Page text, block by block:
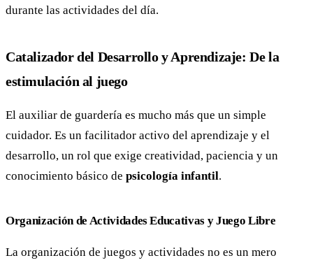
durante las actividades del día.
Catalizador del Desarrollo y Aprendizaje: De la
estimulación al juego
El auxiliar de guardería es mucho más que un simple
cuidador. Es un facilitador activo del aprendizaje y el
desarrollo, un rol que exige creatividad, paciencia y un
conocimiento básico de psicología infantil.
Organización de Actividades Educativas y Juego Libre
La organización de juegos y actividades no es un mero